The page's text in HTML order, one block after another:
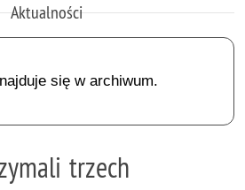
Aktualności
się w archiwum.
trzech